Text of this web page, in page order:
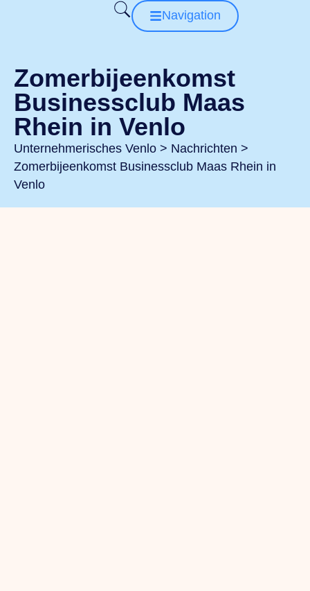
Navigation
Zomerbijeenkomst
Businessclub Maas
Rhein in Venlo
Unternehmerisches Venlo > Nachrichten >
Zomerbijeenkomst Businessclub Maas Rhein in
Venlo